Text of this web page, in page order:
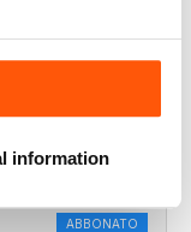
information
read and
ABBONATO